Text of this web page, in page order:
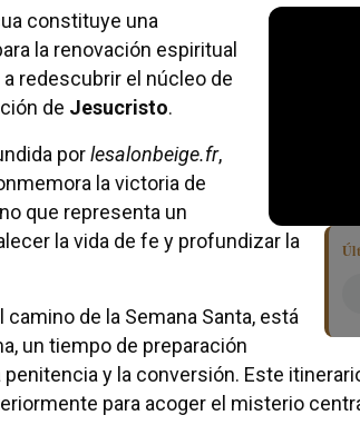
constituye una
la renovación espiritual
redescubrir el núcleo de
de Jesucristo.
porlesalonbeige.fr,
la victoria de
que representa un
la vida de fe y profundizar la
camino de la Semana Santa, está
un tiempo de preparación
penitencia y la conversión. Este
para acoger el misterio